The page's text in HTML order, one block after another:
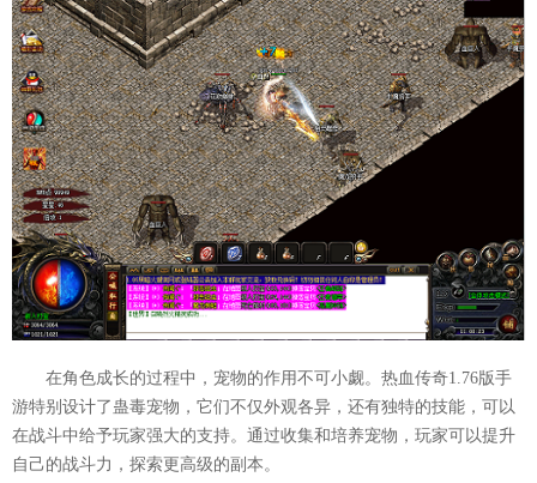
在角色成长的过程中，宠物的作用不可小觑。热血传奇1.76版手
游特别设计了蛊毒宠物，它们不仅外观各异，还有独特的技能，可以
在战斗中给予玩家强大的支持。通过收集和培养宠物，玩家可以提升
自己的战斗力，探索更高级的副本。